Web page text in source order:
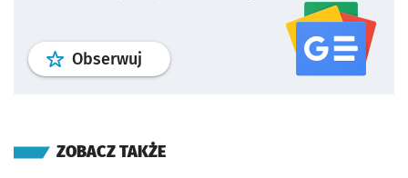
Obserwuj profil serwisu
ZOBACZ TAKŻE